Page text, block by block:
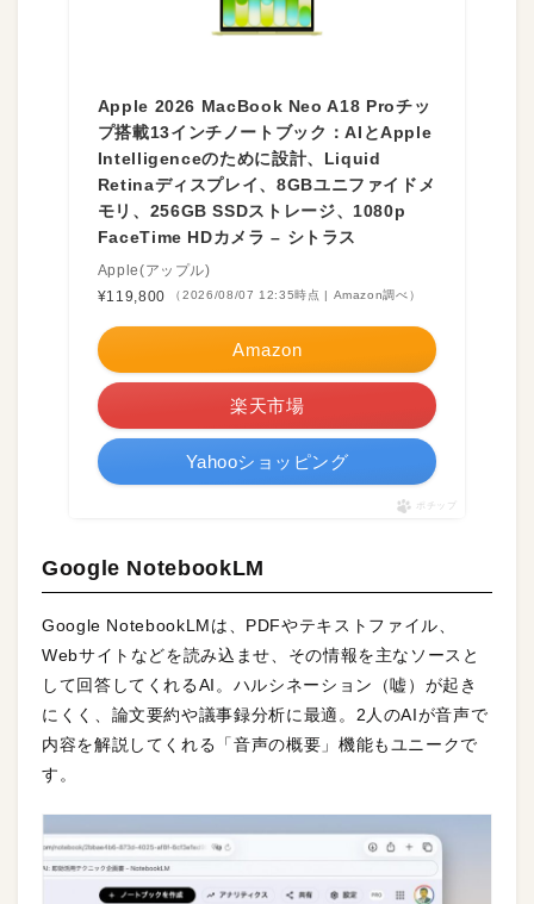
Apple 2026 MacBook Neo A18 Proチッ
プ搭載13インチノートブック：AIとApple
Intelligenceのために設計、Liquid
Retinaディスプレイ、8GBユニファイドメ
モリ、256GB SSDストレージ、1080p
FaceTime HDカメラ – シトラス
Apple(アップル)
¥119,800
（2026/08/07 12:35時点 | Amazon調べ）
Amazon
楽天市場
Yahooショッピング
ポチップ
Google NotebookLM
Google NotebookLMは、PDFやテキストファイル、
Webサイトなどを読み込ませ、その情報を主なソースと
して回答してくれるAI。ハルシネーション（嘘）が起き
にくく、論文要約や議事録分析に最適。2人のAIが音声で
内容を解説してくれる「音声の概要」機能もユニークで
す。